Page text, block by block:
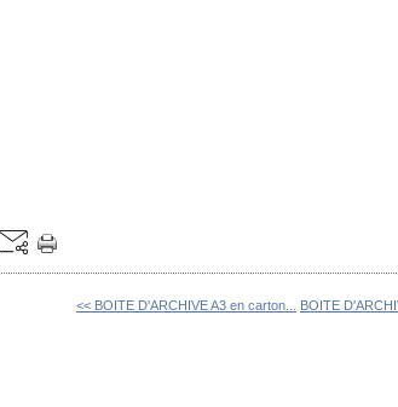
<< BOITE D'ARCHIVE A3 en carton... BOITE